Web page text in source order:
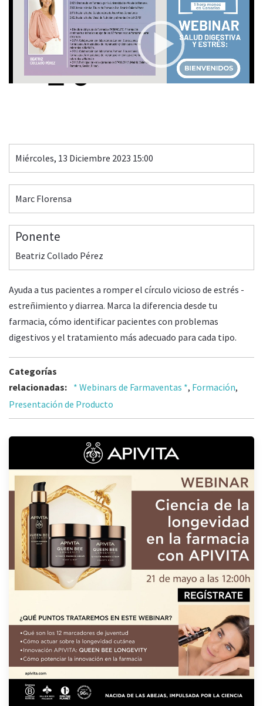
Miércoles, 13 Diciembre 2023 15:00
Marc Florensa
Ponente
Beatriz Collado Pérez
00:00 00:40
Ayuda a tus pacientes a romper el círculo vicioso de estrés -
estreñimiento y diarrea. Marca la diferencia desde tu
farmacia, cómo identificar pacientes con problemas
digestivos y el tratamiento más adecuado para cada tipo.
Categorías
relacionadas: * Webinars de Farmaventas *, Formación,
Presentación de Producto